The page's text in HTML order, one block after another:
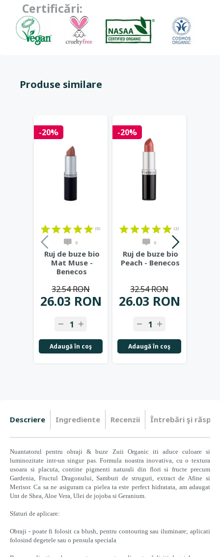
Certificări:
Produse similare
-20%
(0)
0
Ruj de buze bio
Mat Muse -
Benecos
26.03 RON
32.54 RON
Adaugă în coş
-20%
(2)
0
Ruj de buze bio
Peach - Benecos
26.03 RON
32.54 RON
Adaugă în coş
+ +
Descriere Ingrediente Recenzii Întrebări şi
Nuantatorul pentru obraji & buze Zuii Organic iti aduce culoare si
luminozitate intr-un singur pas. Formula noastra inovativa, cu o textura
usoara si placuta, contine pigmenti naturali din flori si fructe precum
Gardenia, Fructul Dragonului, Samburi de struguri, extract de Afine si
Merisor. Ca sa ne asiguram ca pielea ta este perfect hidratata, am adaugat
Unt de Shea, Aloe Vera, Ulei de jojoba si Geranium.
Sfaturi de aplicare:
Obraji - poate fi folosit ca blush, pentru contouring sau iluminare; aplicati
folosind degetele sau o pensula speciala